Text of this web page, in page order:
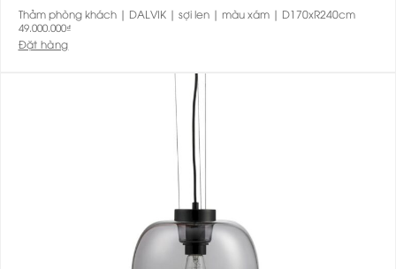
Thảm phòng khách | DALVIK | sợi len | màu xám | D170xR240cm
49.000.000₫
Đặt hàng